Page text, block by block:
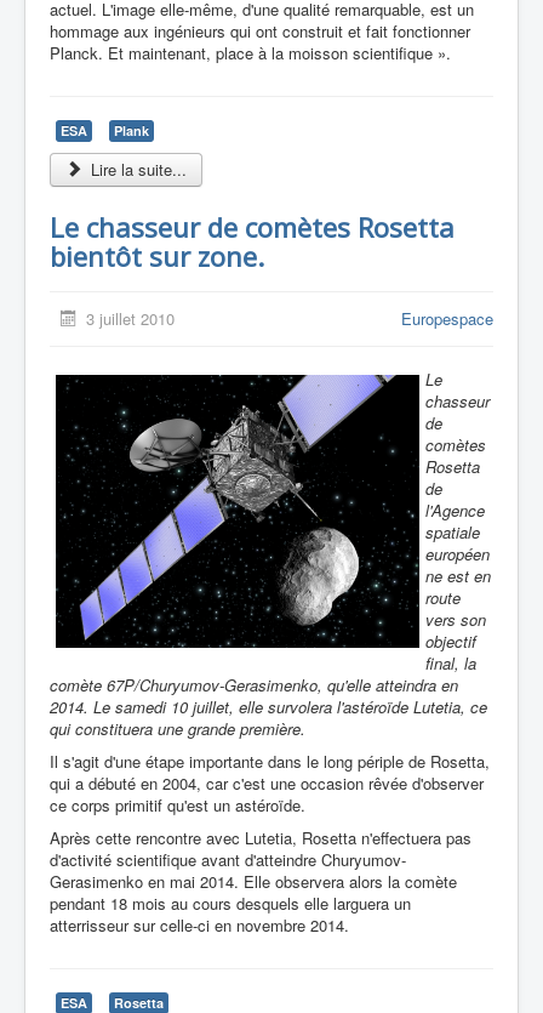
actuel. L'image elle-même, d'une qualité remarquable, est un
hommage aux ingénieurs qui ont construit et fait fonctionner
Planck. Et maintenant, place à la moisson scientifique ».
ESA Plank
Lire la suite...
Le chasseur de comètes Rosetta
bientôt sur zone.
3 juillet 2010 Europespace
Le
chasseur
de
comètes
Rosetta
de
l'Agence
spatiale
européen
ne est en
route
vers son
objectif
final, la
comète 67P/Churyumov-Gerasimenko, qu'elle atteindra en
2014. Le samedi 10 juillet, elle survolera l'astéroïde Lutetia, ce
qui constituera une grande première.
Il s'agit d'une étape importante dans le long périple de Rosetta,
qui a débuté en 2004, car c'est une occasion rêvée d'observer
ce corps primitif qu'est un astéroïde.
Après cette rencontre avec Lutetia, Rosetta n'effectuera pas
d'activité scientifique avant d'atteindre Churyumov-
Gerasimenko en mai 2014. Elle observera alors la comète
pendant 18 mois au cours desquels elle larguera un
atterrisseur sur celle-ci en novembre 2014.
ESA Rosetta